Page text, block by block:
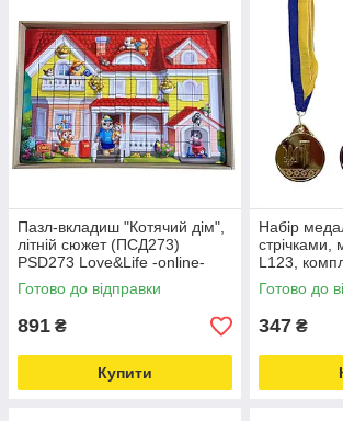
Пазл-вкладиш "Котячий дім",
літній сюжет (ПСД273)
PSD273 Love&Life -online-
multimarket-
Готово до відправки
891 ₴
Купити
Набір
стрічками,
L123,
-online-
Готово до
347 ₴